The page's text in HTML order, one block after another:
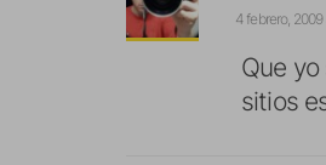
4 febrero, 2009
Que
sitios